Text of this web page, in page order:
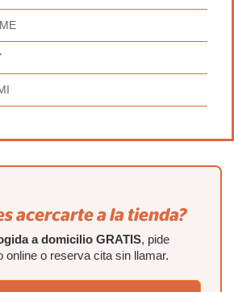
acercarte a la tienda?
a domicilio GRATIS, pide
online o reserva cita sin llamar.